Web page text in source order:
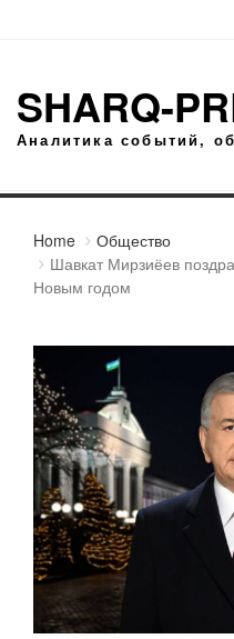
SHARQ-
Аналитика событий,
Home
Общество
Шавкат Мирзиёев
Новым годом